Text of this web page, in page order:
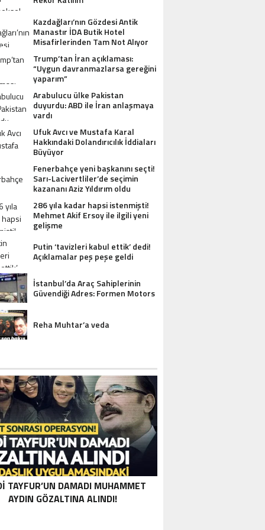
GÖZDESI ANTIK
MISAFIRLERINDEN TAM NOT
Kazdağları’nın Gözdesi Antik
Manastır İDA Butik Hotel
Misafirlerinden Tam Not Alıyor
Trump’tan İran açıklaması:
“Uygun davranmazlarsa gereğini
yaparım”
Arabulucu ülke Pakistan
duyurdu: ABD ile İran anlaşmaya
vardı
Ufuk Avcı ve Mustafa Karal
Hakkındaki Dolandırıcılık İddiaları
Büyüyor
Fenerbahçe yeni başkanını seçti!
Sarı-Lacivertliler’de seçimin
kazananı Aziz Yıldırım oldu
286 yıla kadar hapsi istenmişti!
Mehmet Akif Ersoy ile ilgili yeni
gelişme
Putin ‘tavizleri kabul ettik’ dedi!
Açıklamalar peş peşe geldi
İstanbul’da Araç Sahiplerinin
Güvendiği Adres: Formen Motors
Reha Muhtar’a veda
TAYFUR’UN DAMADI MUHAMMET
AYDIN GÖZALTINA ALINDI!